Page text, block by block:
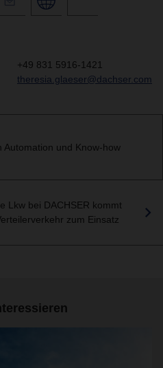
+49 831 5916-1421
theresia.glaeser@dachser.com
Automation und Know-how
Lkw bei DACHSER kommt
zum Einsatz